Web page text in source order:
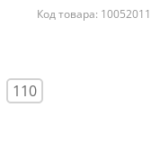
Код товара: 10052011
110